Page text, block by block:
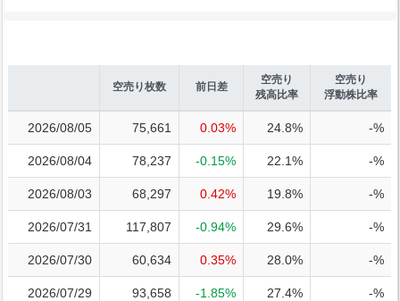
空売り枚数 前日差
空売り
残高比率
空売り
浮動株比率
2026/08/05 75,661 0.03% 24.8% -%
2026/08/04 78,237 -0.15% 22.1% -%
2026/08/03 68,297 0.42% 19.8% -%
2026/07/31 117,807 -0.94% 29.6% -%
2026/07/30 60,634 0.35% 28.0% -%
2026/07/29 93,658 -1.85% 27.4% -%